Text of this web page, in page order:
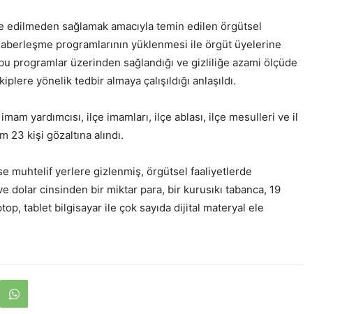
sağlamak amacıyla temin edilen örgütsel
programlarının yüklenmesi ile örgüt üyelerine
programlar üzerinden sağlandığı ve gizliliğe azami ölçüde
yönelik tedbir almaya çalışıldığı anlaşıldı.
yardımcısı, ilçe imamları, ilçe ablası, ilçe mesulleri ve il
23 kişi gözaltına alındı.
muhtelif yerlere gizlenmiş, örgütsel faaliyetlerde
dolar cinsinden bir miktar para, bir kurusıkı tabanca, 19
tablet bilgisayar ile çok sayıda dijital materyal ele